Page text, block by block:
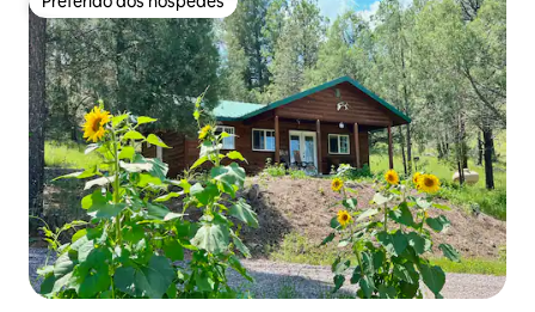
Preferido dos hóspedes